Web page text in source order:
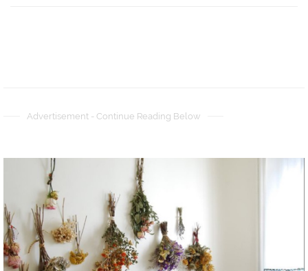
Advertisement - Continue Reading Below